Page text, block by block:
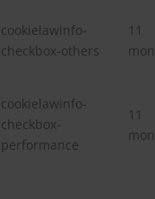
cookielawinfo-
checkbox-others
11
cookielawinfo-
checkbox-
performance
11